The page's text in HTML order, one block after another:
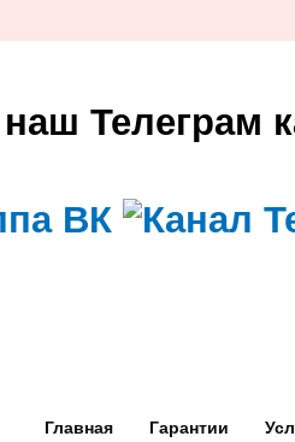
Телеграм
Главная Гарантии